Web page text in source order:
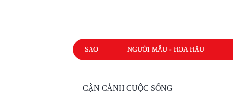
SAO NGƯỜI MẪU - HOA HẬU
CẬN CẢNH CUỘC SỐNG